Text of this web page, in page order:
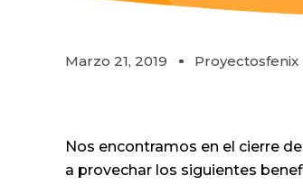
Marzo 21, 2019 Proyectosfenix
Nos encontramos en el cierre
a provechar los siguientes